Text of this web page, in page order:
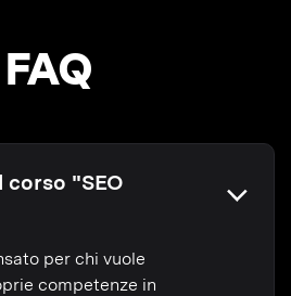
FAQ
corso "SEO
per chi vuole
competenze in